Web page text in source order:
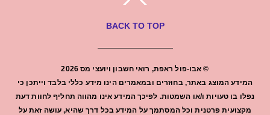
BACK TO TOP
© אבו-פול ראפת, רואי חשבון ויועצי מס2026
המידע המוצג באתר, בחוזרים ובמאמרים הינו מידע כללי בלבד וייתכן כי
נפלו בו טעויות ו/או השמטות. לפיכך המידע אינו מהווה תחליף לחוות דעת
מקצועית פרטנית וכל המסתמך על המידע בכל דרך שהיא, עושה זאת על